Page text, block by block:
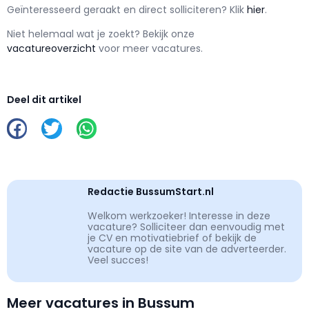
Geïnteresseerd geraakt en direct solliciteren? Klik hier.
Niet helemaal wat je zoekt? Bekijk onze
vacatureoverzicht voor meer vacatures.
Deel dit artikel
Redactie BussumStart.nl
Welkom werkzoeker! Interesse in deze
vacature? Solliciteer dan eenvoudig met
je CV en motivatiebrief of bekijk de
vacature op de site van de adverteerder.
Veel succes!
Meer vacatures in Bussum